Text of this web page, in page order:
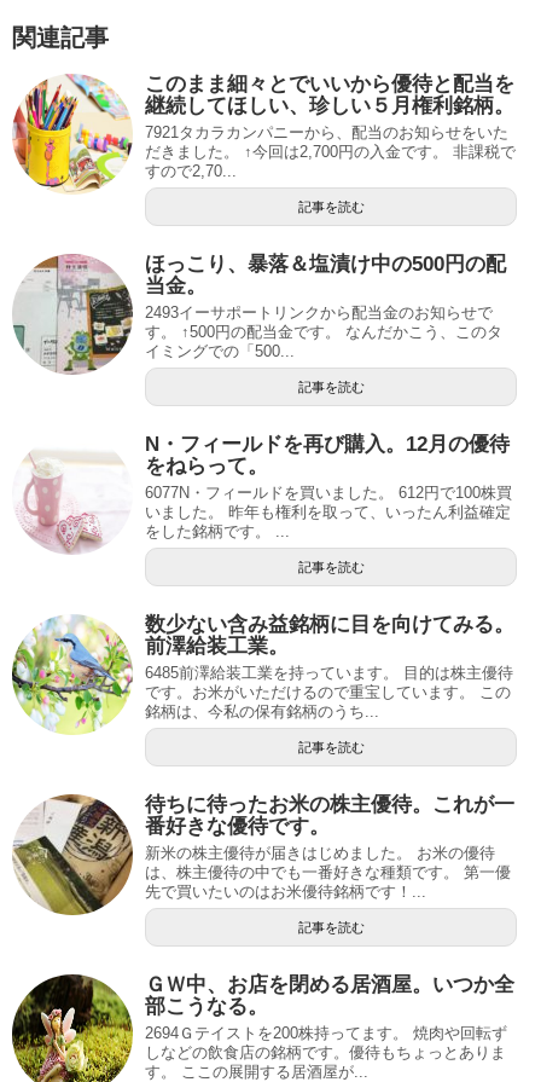
関連記事
このまま細々とでいいから優待と配当を
継続してほしい、珍しい５月権利銘柄。
7921タカラカンパニーから、配当のお知らせをいた
だきました。 ↑今回は2,700円の入金です。 非課税で
すので2,70...
記事を読む
ほっこり、暴落＆塩漬け中の500円の配
当金。
2493イーサポートリンクから配当金のお知らせで
す。 ↑500円の配当金です。 なんだかこう、このタ
イミングでの「500...
記事を読む
N・フィールドを再び購入。12月の優待
をねらって。
6077N・フィールドを買いました。 612円で100株買
いました。 昨年も権利を取って、いったん利益確定
をした銘柄です。 ...
記事を読む
数少ない含み益銘柄に目を向けてみる。
前澤給装工業。
6485前澤給装工業を持っています。 目的は株主優待
です。お米がいただけるので重宝しています。 この
銘柄は、今私の保有銘柄のうち...
記事を読む
待ちに待ったお米の株主優待。これが一
番好きな優待です。
新米の株主優待が届きはじめました。 お米の優待
は、株主優待の中でも一番好きな種類です。 第一優
先で買いたいのはお米優待銘柄です！...
記事を読む
ＧＷ中、お店を閉める居酒屋。いつか全
部こうなる。
2694Ｇテイストを200株持ってます。 焼肉や回転ず
しなどの飲食店の銘柄です。優待もちょっとありま
す。 ここの展開する居酒屋が...